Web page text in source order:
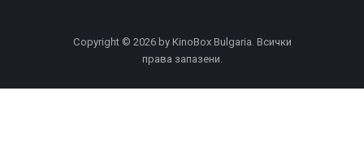
Copyright © 2026 by KinoBox Bulgaria. Всички
права запазени.